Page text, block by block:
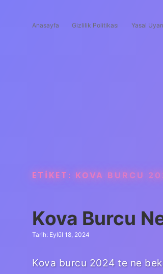
Anasayfa Gizlilik Politikası Yasal Uyarı
ETIKET: KOVA BURCU
Kova Burcu
Tarih: Eylül 18, 2024
Kova burcu 2024 te ne